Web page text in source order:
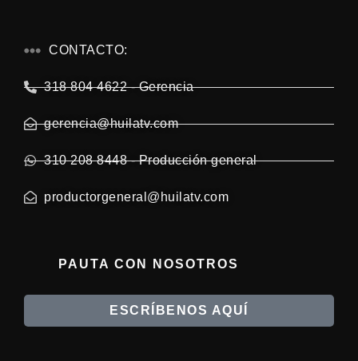
CONTACTO:
318 804 4622 - Gerencia
gerencia@huilatv.com
310 208 8448 - Producción general
productorgeneral@huilatv.com
PAUTA CON NOSOTROS
ESCRÍBENOS AQUÍ